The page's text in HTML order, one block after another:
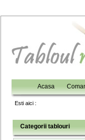
Acasa
Esti aici :
Categorii tablouri